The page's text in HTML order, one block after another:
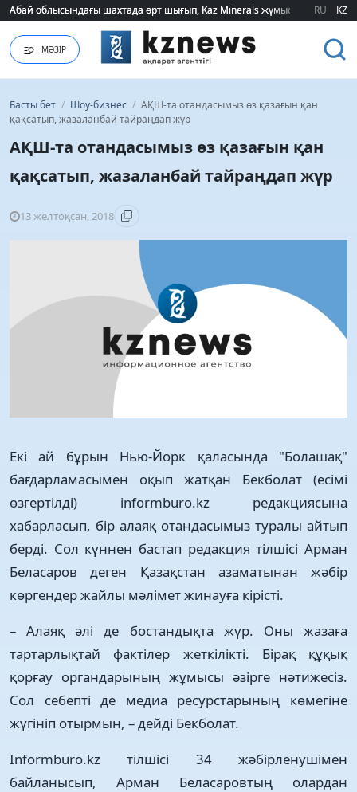
Корпоративтік несие портфелі: шағын бизнес әлі де мемлекеттік
Корпоративтік несие портфелі: шағын бизнес әлі де мемлекеттік RU KZ
МӘЗІР
Басты бет / Шоу-бизнес / АҚШ-та отандасымыз өз қазағын қан
қақсатып, жазаланбай тайраңдап жүр
АҚШ-та отандасымыз өз қазағын қан
қақсатып, жазаланбай тайраңдап жүр
13 желтоқсан, 2018
Екі ай бұрын Нью-Йорк қаласында "Болашақ"
бағдарламасымен оқып жатқан Бекболат (есімі
өзгертілді) informburo.kz редакциясына
хабарласып, бір алаяқ отандасымыз туралы айтып
берді. Сол күннен бастап редакция тілшісі Арман
Беласаров деген Қазақстан азаматынан жәбір
көргендер жайлы мәлімет жинауға кірісті.
– Алаяқ әлі де бостандықта жүр. Оны жазаға
тартарлықтай фактілер жеткілікті. Бірақ құқық
қорғау органдарының жұмысы әзірге нәтижесіз.
Сол себепті де медиа ресурстарының көмегіне
жүгініп отырмын, – дейді Бекболат.
Іnformburo.kz тілшісі 34 жәбірленушімен
байланысып, Арман Беласаровтың олардан